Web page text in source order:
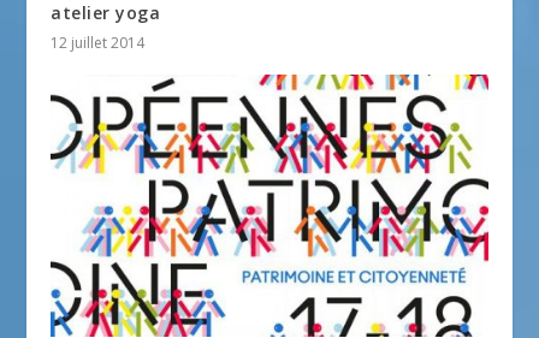
atelier yoga
12 juillet 2014